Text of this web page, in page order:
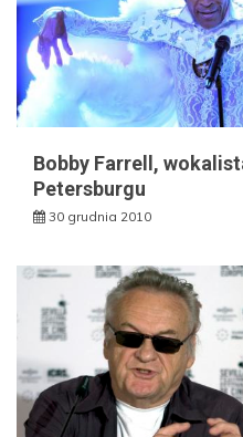
Bobby Farrell,
Petersburgu
30 grudnia 2010